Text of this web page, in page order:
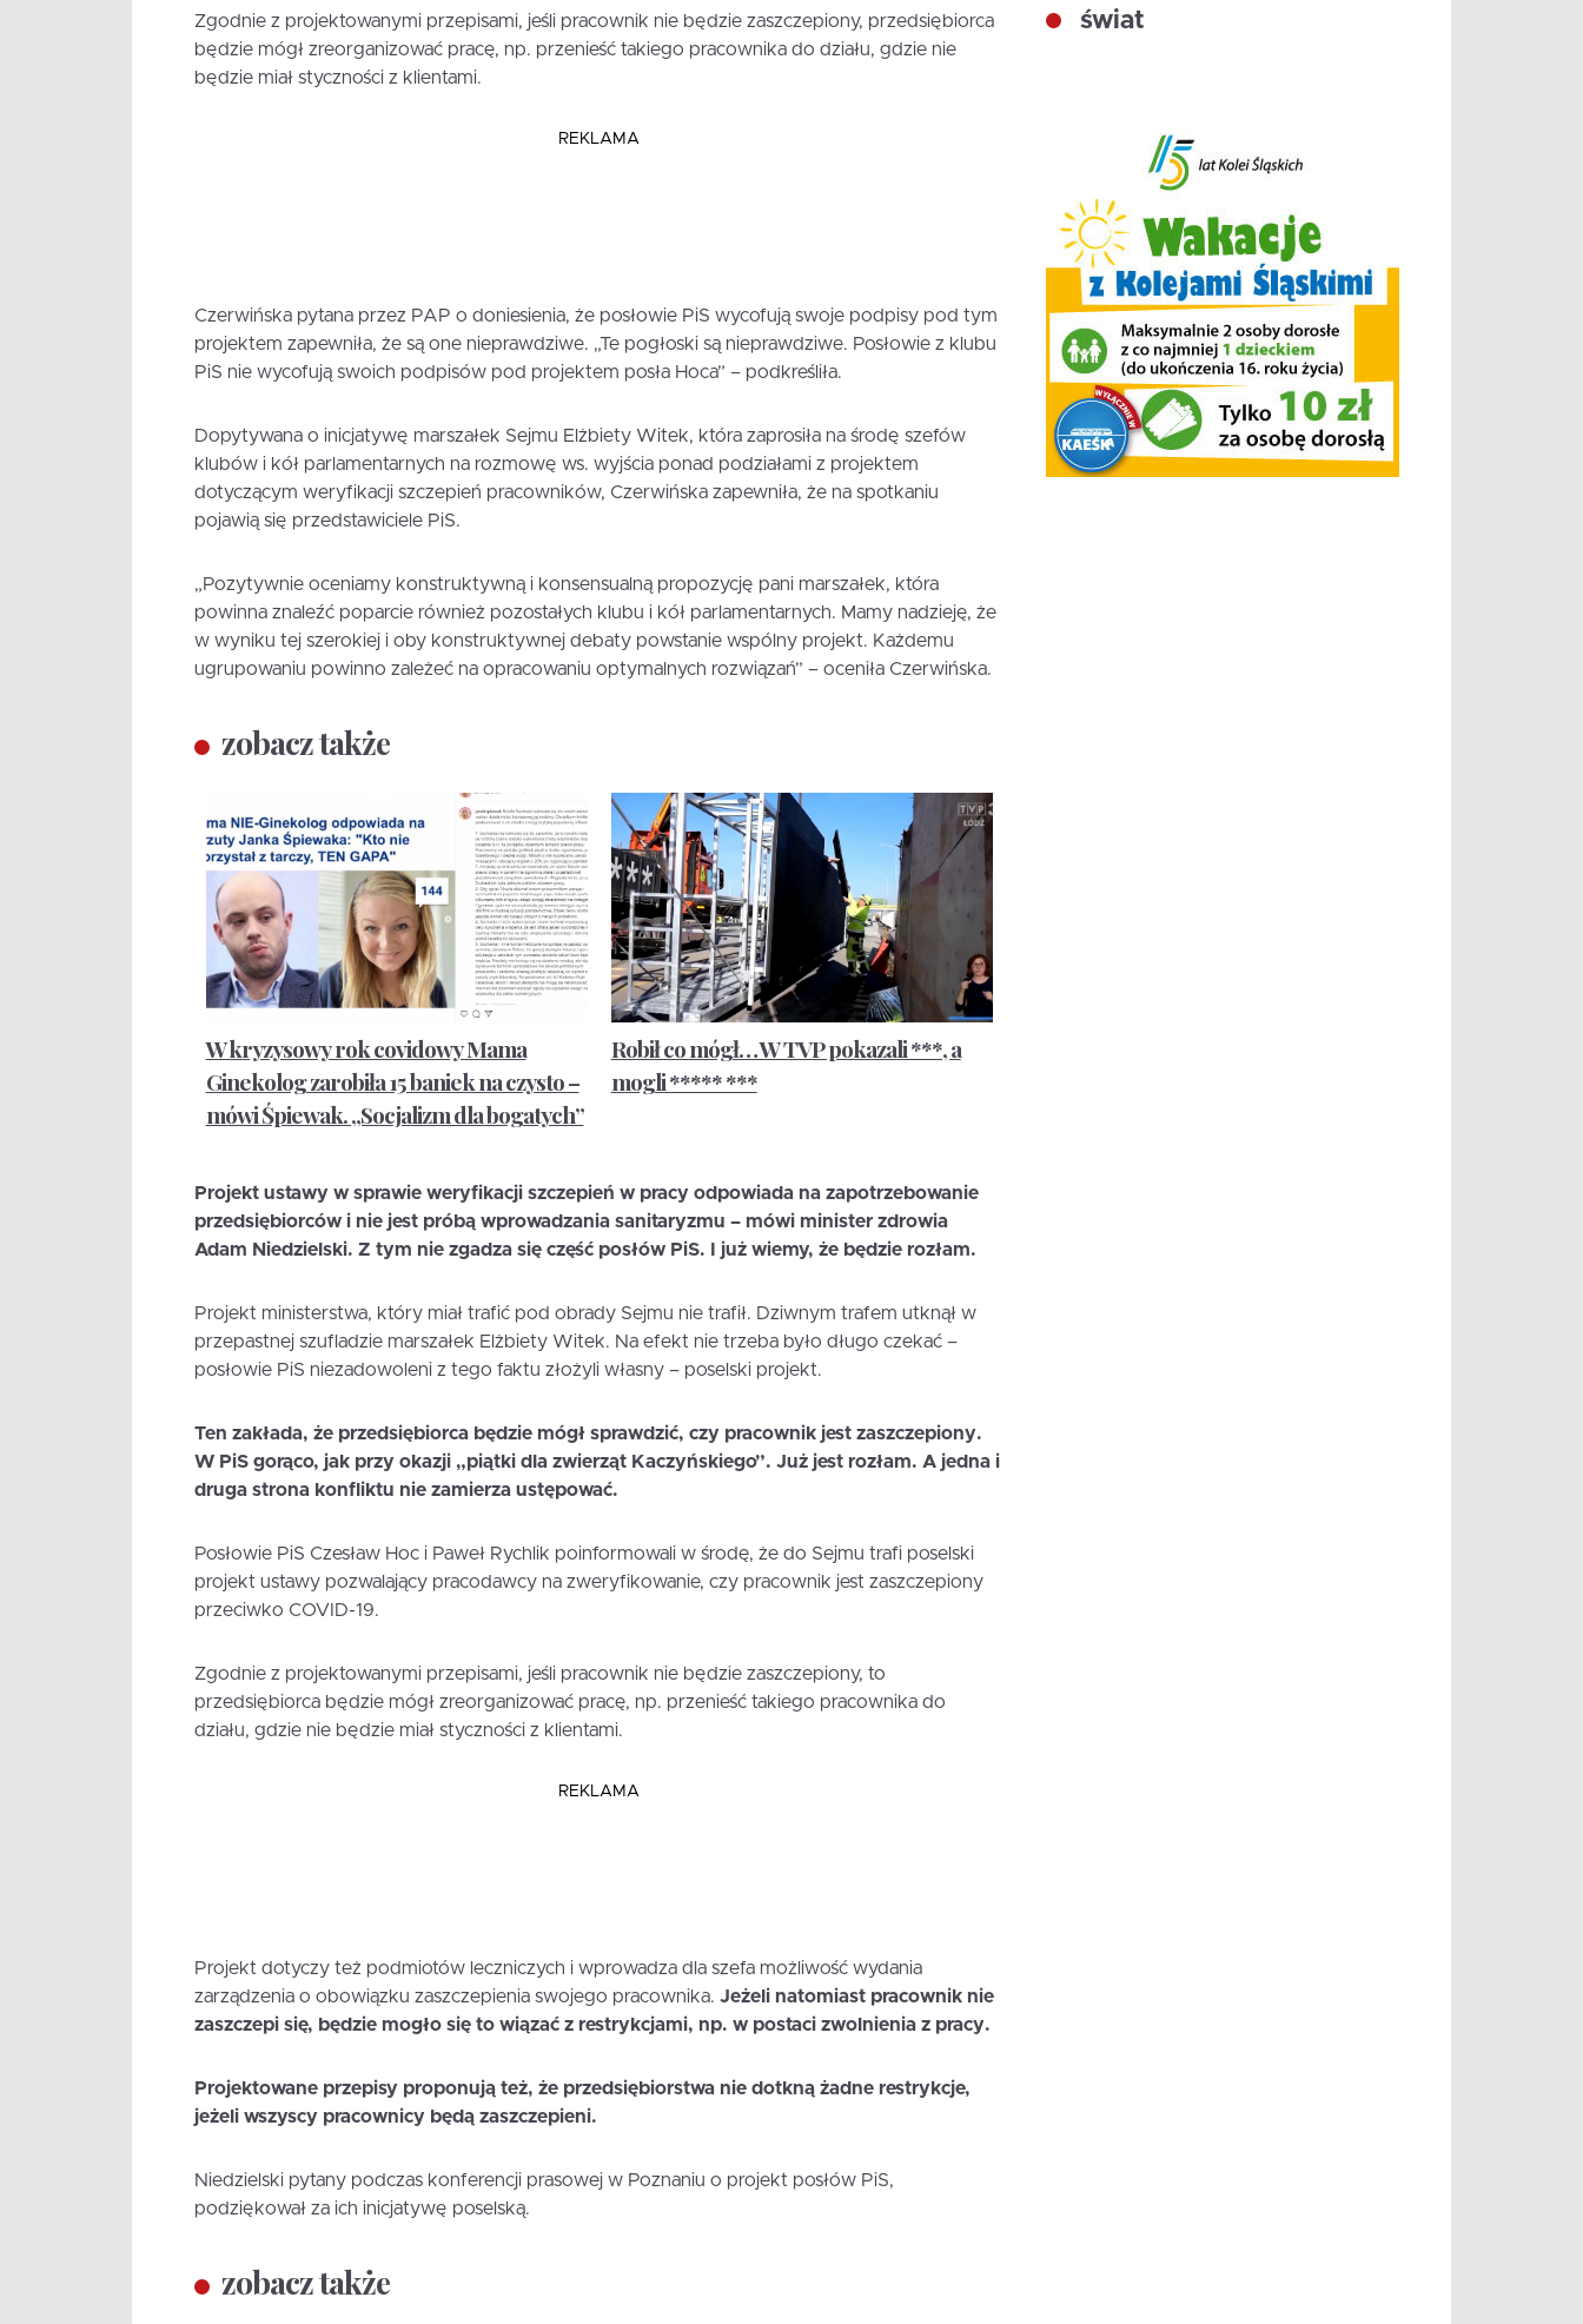
Zgodnie z projektowanymi przepisami, jeśli pracownik nie będzie zaszczepiony, przedsiębiorca
będzie mógł zreorganizować pracę, np. przenieść takiego pracownika do działu, gdzie nie
będzie miał styczności z klientami.
REKLAMA
Czerwińska pytana przez PAP o doniesienia, że posłowie PiS wycofują swoje podpisy pod tym
projektem zapewniła, że są one nieprawdziwe. „Te pogłoski są nieprawdziwe. Posłowie z klubu
PiS nie wycofują swoich podpisów pod projektem posła Hoca” – podkreśliła.
Dopytywana o inicjatywę marszałek Sejmu Elżbiety Witek, która zaprosiła na środę szefów
klubów i kół parlamentarnych na rozmowę ws. wyjścia ponad podziałami z projektem
dotyczącym weryfikacji szczepień pracowników, Czerwińska zapewniła, że na spotkaniu
pojawią się przedstawiciele PiS.
„Pozytywnie oceniamy konstruktywną i konsensualną propozycję pani marszałek, która
powinna znaleźć poparcie również pozostałych klubu i kół parlamentarnych. Mamy nadzieję, że
w wyniku tej szerokiej i oby konstruktywnej debaty powstanie wspólny projekt. Każdemu
ugrupowaniu powinno zależeć na opracowaniu optymalnych rozwiązań” – oceniła Czerwińska.
zobacz także
W kryzysowy rok covidowy Mama
Ginekolog zarobiła 15 baniek na czysto –
mówi Śpiewak. „Socjalizm dla bogatych”
Robił co mógł… W TVP pokazali ***, a
mogli ***** ***
Projekt ustawy w sprawie weryfikacji szczepień w pracy odpowiada na zapotrzebowanie
przedsiębiorców i nie jest próbą wprowadzania sanitaryzmu – mówi minister zdrowia
Adam Niedzielski. Z tym nie zgadza się część posłów PiS. I już wiemy, że będzie rozłam.
Projekt ministerstwa, który miał trafić pod obrady Sejmu nie trafił. Dziwnym trafem utknął w
przepastnej szufladzie marszałek Elżbiety Witek. Na efekt nie trzeba było długo czekać –
posłowie PiS niezadowoleni z tego faktu złożyli własny – poselski projekt.
Ten zakłada, że przedsiębiorca będzie mógł sprawdzić, czy pracownik jest zaszczepiony.
W PiS gorąco, jak przy okazji „piątki dla zwierząt Kaczyńskiego”. Już jest rozłam. A jedna i
druga strona konfliktu nie zamierza ustępować.
Posłowie PiS Czesław Hoc i Paweł Rychlik poinformowali w środę, że do Sejmu trafi poselski
projekt ustawy pozwalający pracodawcy na zweryfikowanie, czy pracownik jest zaszczepiony
przeciwko COVID-19.
Zgodnie z projektowanymi przepisami, jeśli pracownik nie będzie zaszczepiony, to
przedsiębiorca będzie mógł zreorganizować pracę, np. przenieść takiego pracownika do
działu, gdzie nie będzie miał styczności z klientami.
REKLAMA
Projekt dotyczy też podmiotów leczniczych i wprowadza dla szefa możliwość wydania
zarządzenia o obowiązku zaszczepienia swojego pracownika. Jeżeli natomiast pracownik nie
zaszczepi się, będzie mogło się to wiązać z restrykcjami, np. w postaci zwolnienia z pracy.
Projektowane przepisy proponują też, że przedsiębiorstwa nie dotkną żadne restrykcje,
jeżeli wszyscy pracownicy będą zaszczepieni.
Niedzielski pytany podczas konferencji prasowej w Poznaniu o projekt posłów PiS,
podziękował za ich inicjatywę poselską.
zobacz także
świat